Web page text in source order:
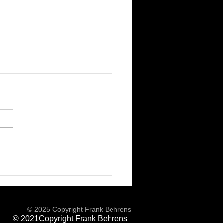
© 2025 Copyright Frank Behrens
© 2021Copyright Frank Behrens